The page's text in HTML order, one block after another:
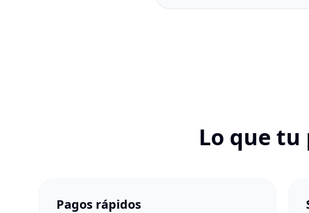
Lo que
Pagos rápidos